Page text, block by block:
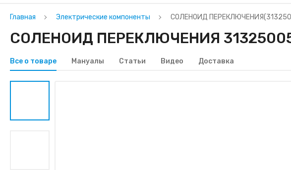
Главная Электрические компоненты СОЛЕНОИД
СОЛЕНОИД ПЕРЕКЛЮЧЕНИЯ 31325005
Все о товаре Мануалы Статьи Видео Доставка